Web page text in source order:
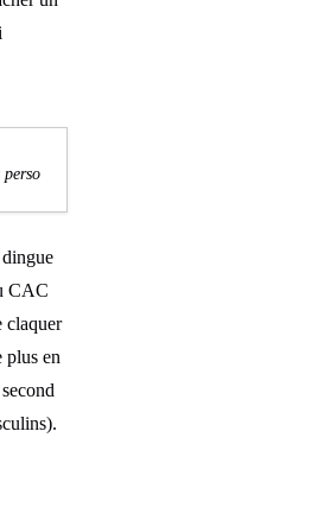
perso
CAC
claquer
plus en